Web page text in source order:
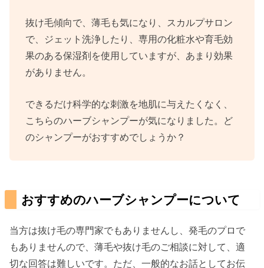
抜け毛傾向で、薄毛も気になり、スカルプサロン
で、ジェット洗浄したり、専用の化粧水や育毛効
果のある保湿剤を使用していますが、あまり効果
がありません。
できるだけ科学的な刺激を地肌に与えたくなく、
こちらのハーブシャンプーが気になりました。ど
のシャンプーがおすすめでしょうか？
おすすめのハーブシャンプーについて
当方は抜け毛の専門家でもありませんし、発毛のプロで
もありませんので、薄毛や抜け毛のご相談に対して、適
切な回答は難しいです。ただ、一般的なお話としてお伝